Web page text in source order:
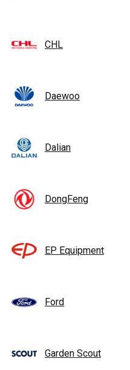
CHL
Daewoo
Dalian
DongFeng
EP Equipment
Ford
Garden Scout